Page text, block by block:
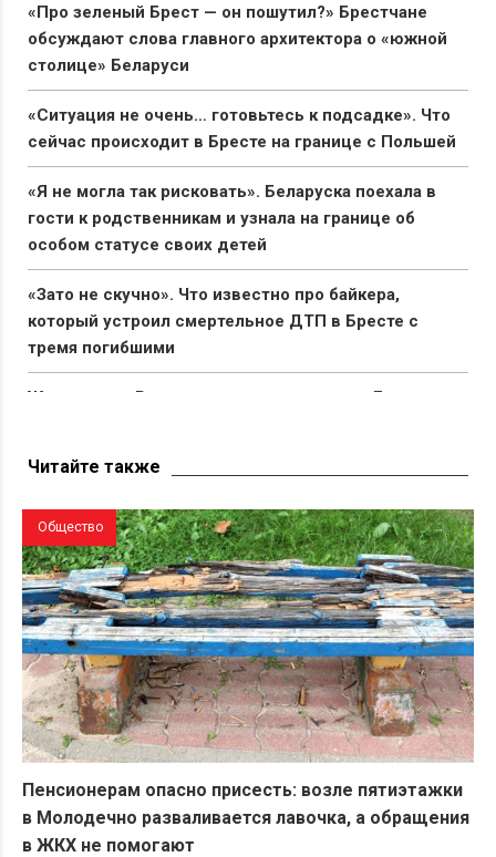
«Про зеленый Брест — он пошутил?» Брестчане
обсуждают слова главного архитектора о «южной
столице» Беларуси
«Ситуация не очень… готовьтесь к подсадке». Что
сейчас происходит в Бресте на границе с Польшей
«Я не могла так рисковать». Беларуска поехала в
гости к родственникам и узнала на границе об
особом статусе своих детей
«Зато не скучно». Что известно про байкера,
который устроил смертельное ДТП в Бресте с
тремя погибшими
Жительница Ракова попросила открыть «Евроопт» в
Читайте также
Общество
Пенсионерам опасно присесть: возле пятиэтажки
в Молодечно разваливается лавочка, а обращения
в ЖКХ не помогают